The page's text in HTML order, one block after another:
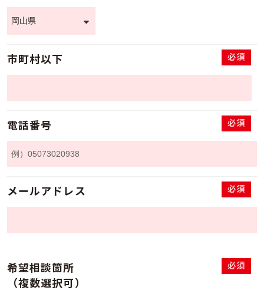
市町村以下 必須
電話番号 必須
メールアドレス 必須
希望相談箇所
（複数選択可）
必須